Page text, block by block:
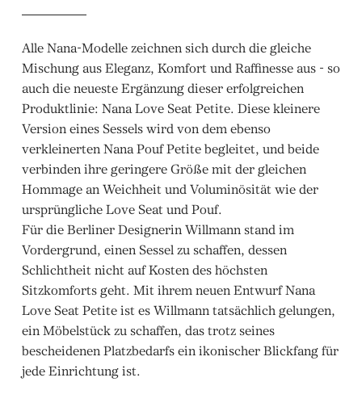
Alle Nana-Modelle zeichnen sich durch die gleiche
Mischung aus Eleganz, Komfort und Raffinesse aus - so
auch die neueste Ergänzung dieser erfolgreichen
Produktlinie: Nana Love Seat Petite. Diese kleinere
Version eines Sessels wird von dem ebenso
verkleinerten Nana Pouf Petite begleitet, und beide
verbinden ihre geringere Größe mit der gleichen
Hommage an Weichheit und Voluminösität wie der
ursprüngliche Love Seat und Pouf.
Für die Berliner Designerin Willmann stand im
Vordergrund, einen Sessel zu schaffen, dessen
Schlichtheit nicht auf Kosten des höchsten
Sitzkomforts geht. Mit ihrem neuen Entwurf Nana
Love Seat Petite ist es Willmann tatsächlich gelungen,
ein Möbelstück zu schaffen, das trotz seines
bescheidenen Platzbedarfs ein ikonischer Blickfang für
jede Einrichtung ist.